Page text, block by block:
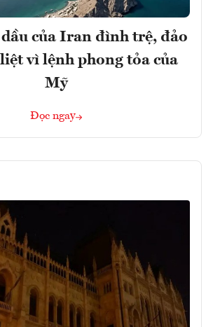
của Iran đình trệ, đảo
vì lệnh phong tỏa của
Mỹ
Đọc ngay